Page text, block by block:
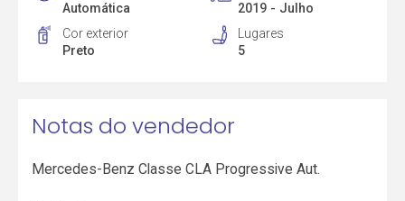
Automática
2019 - Julho
Cor exterior
Preto
Lugares
5
Notas do vendedor
Mercedes-Benz Classe CLA Progressive Aut.